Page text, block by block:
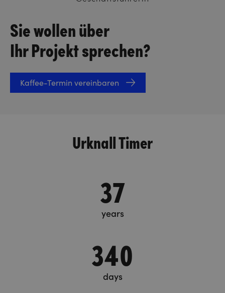
Sie wollen über
Ihr Projekt sprechen?
Kaffee-Termin vereinbaren
Urknall Timer
37
years
340
days